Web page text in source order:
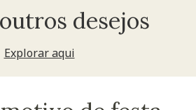
desejos
Explorar aqui